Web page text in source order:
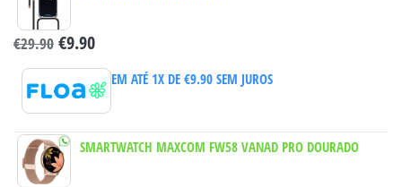
€29.90 €9.90
EM ATÉ 1X DE €9.90SEM JUROS
SMARTWATCH MAXCOM FW58 VANAD PRO DOURADO